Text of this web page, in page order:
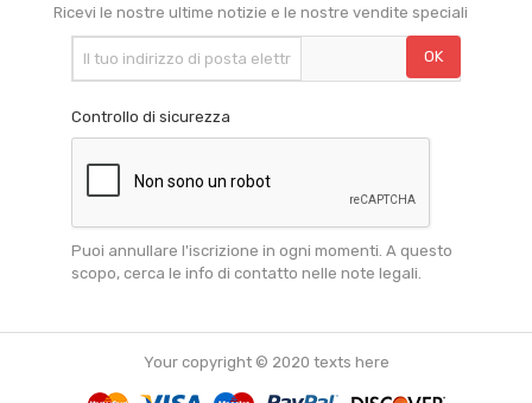
Ricevi le nostre ultime notizie e le nostre vendite speciali
Controllo di sicurezza
Puoi annullare l'iscrizione in ogni momenti. A questo
scopo, cerca le info di contatto nelle note legali.
Your copyright © 2020 texts here